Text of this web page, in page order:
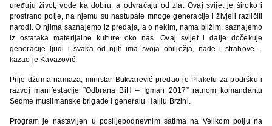
uređuju život, vode ka dobru, a odvraćaju od zla. Ovaj svijet je široko i
prostrano polje, na njemu su nastupale mnoge generacije i živjeli različiti
narodi. O njima saznajemo iz predaja, a o nekim, nama bližim, saznajemo
iz ostataka materijalne kulture oko nas. Ovaj svijet i dalje dočekuje
generacije ljudi i svaka od njih ima svoja obilježja, nade i strahove –
kazao je Kavazović.
Prije džuma namaza, ministar Bukvarević predao je Plaketu za podršku i
razvoj manifestacije ”Odbrana BiH – Igman 2017” ratnom komandantu
Sedme muslimanske brigade i generalu Halilu Brzini.
Program je nastavljen u poslijepodnevnim satima na Velikom polju na